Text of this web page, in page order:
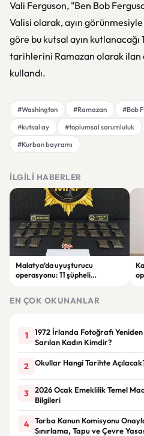
Vali Ferguson, "Ben Bob
Valisi olarak, ayın
göre bu kutsal ayın
tarihlerini Ramazan olarak
kullandı.
#Washington #Ramazan #Bob
#kutsal ay
#toplumsal sorumluluk
#Kurban bayramı
İLGILI HABERLER
Malatya’da uyuşturucu
operasyonu: 11 şüpheli
EN ÇOK OKUNANLAR
1
1972 İrlanda Fotoğrafı
Sarılan Kadın Kimdir?
2 Okullar Hangi Tarihte
3
2026 Ocak Emeklilik Temel
Bilgileri
4
Torba Kanun Komisyonu
Sınırlama, Tapu ve Çevre